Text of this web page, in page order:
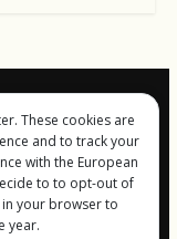
Impressum und
Datenschutz
These cookies are
and to track your
with the European
to to opt-out of
your browser to
year.